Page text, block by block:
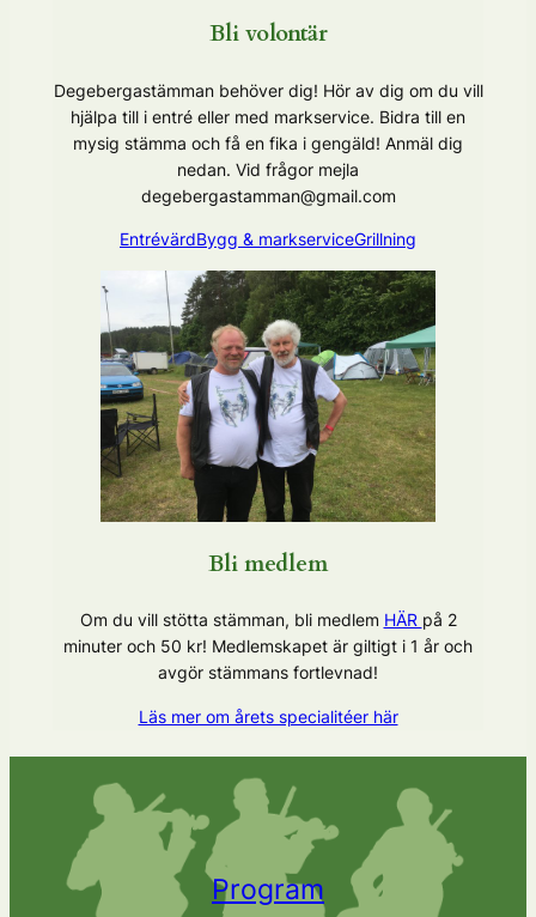
Bli volontär
Degebergastämman behöver dig! Hör av dig om du vill
hjälpa till i entré eller med markservice. Bidra till en
mysig stämma och få en fika i gengäld! Anmäl dig
nedan. Vid frågor mejla
degebergastamman@gmail.com
EntrévärdBygg & markserviceGrillning
Bli medlem
Om du vill stötta stämman, bli medlem HÄR på 2
minuter och 50 kr! Medlemskapet är giltigt i 1 år och
avgör stämmans fortlevnad!
Läs mer om årets specialitéer här
Program